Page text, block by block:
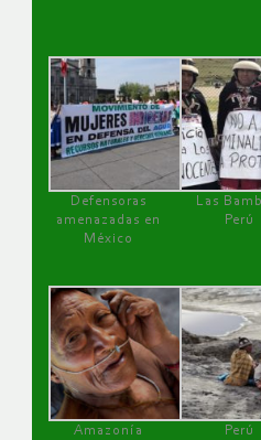
Defensoras
amenazadas en
México
Las
Perú
Amazonía
Perú